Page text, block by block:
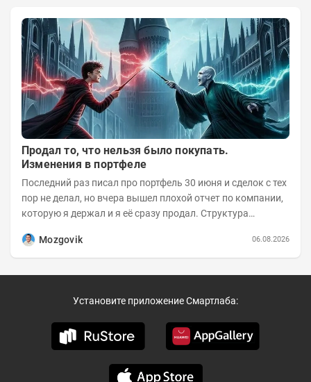
Продал то, что нельзя было покупать.
Изменения в портфеле
Последний раз писал про портфель 30 июня и сделок с тех
пор не делал, но вчера вышел плохой отчет по компании,
которую я держал и я её сразу продал. Структура
Mozgovik
06.08.2026
Установите приложение Смартлаба: